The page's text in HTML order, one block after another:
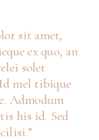
sit amet,
ex quo, an
solet
mel tibique
Admodum
his id. Sed